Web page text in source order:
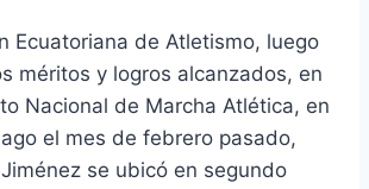
Ecuatoriana de Atletismo, luego
méritos y logros alcanzados, en
Nacional de Marcha Atlética, en
el mes de febrero pasado,
se ubicó en segundo